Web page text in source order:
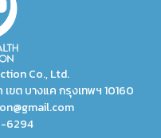
Co., Ltd.
ขต บางแค กรุงเทพฯ 10160
6294